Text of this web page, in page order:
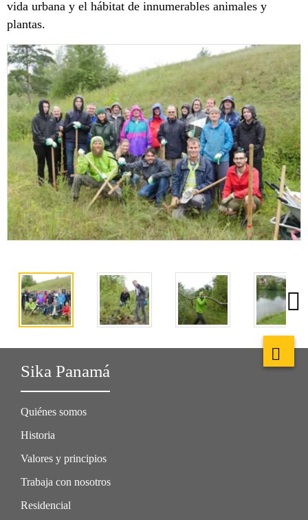
vida urbana y el hábitat de innumerables animales y
plantas.
Sika Panamá
Quiénes somos
Historia
Valores y principios
Trabaja con nosotros
Residencial